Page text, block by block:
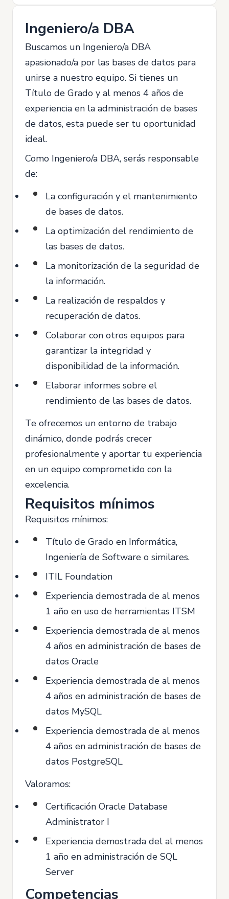
Ingeniero/a DBA
Buscamos un Ingeniero/a DBA
apasionado/a por las bases de datos para
unirse a nuestro equipo. Si tienes un
Título de Grado y al menos 4 años de
experiencia en la administración de bases
de datos, esta puede ser tu oportunidad
ideal.
Como Ingeniero/a DBA, serás responsable
de:
La configuración y el mantenimiento
de bases de datos.
La optimización del rendimiento de
las bases de datos.
La monitorización de la seguridad de
la información.
La realización de respaldos y
recuperación de datos.
Colaborar con otros equipos para
garantizar la integridad y
disponibilidad de la información.
Elaborar informes sobre el
rendimiento de las bases de datos.
Te ofrecemos un entorno de trabajo
dinámico, donde podrás crecer
profesionalmente y aportar tu experiencia
en un equipo comprometido con la
excelencia.
Requisitos mínimos
Requisitos mínimos:
Título de Grado en Informática,
Ingeniería de Software o similares.
ITIL Foundation
Experiencia demostrada de al menos
1 año en uso de herramientas ITSM
Experiencia demostrada de al menos
4 años en administración de bases de
datos Oracle
Experiencia demostrada de al menos
4 años en administración de bases de
datos MySQL
Experiencia demostrada de al menos
4 años en administración de bases de
datos PostgreSQL
Valoramos:
Certificación Oracle Database
Administrator I
Experiencia demostrada del al menos
1 año en administración de SQL
Server
Competencias